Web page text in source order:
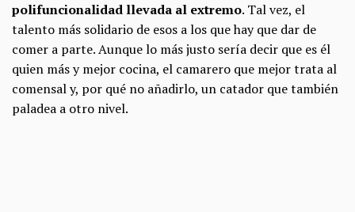
polifuncionalidad llevada al extremo. Tal vez, el
talento más solidario de esos a los que hay que dar de
comer a parte. Aunque lo más justo sería decir que es él
quien más y mejor cocina, el camarero que mejor trata al
comensal y, por qué no añadirlo, un catador que también
paladea a otro nivel.